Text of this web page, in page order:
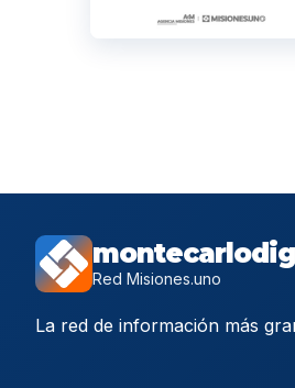
Red Misiones.uno
La red de información más